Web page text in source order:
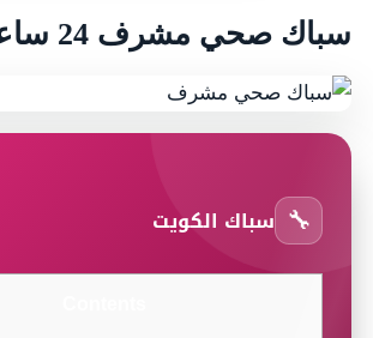
سباك صحي مشرف 24 ساعة
🔧 سباك الكويت